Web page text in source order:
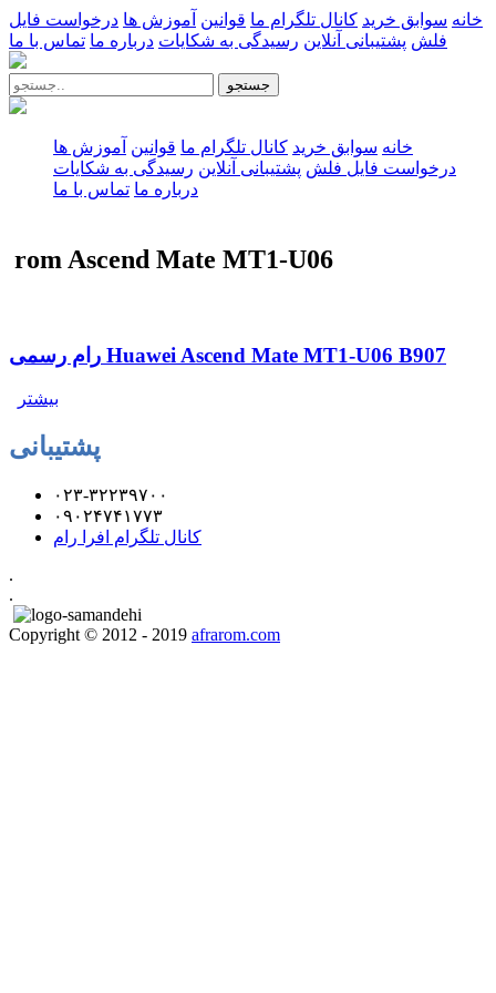
خانه سوابق خرید کانال تلگرام ما قوانین آموزش ها درخواست فایل
فلش پشتیبانی آنلاین رسیدگی به شکایات درباره ما تماس با ما
جستجو
خانه سوابق خرید کانال تلگرام ما قوانین آموزش ها
درخواست فایل فلش پشتیبانی آنلاین رسیدگی به شکایات
درباره ما تماس با ما
rom Ascend Mate MT1-U06
رام رسمی Huawei Ascend Mate MT1-U06 B907
بیشتر
پشتیبانی
۰۲۳-۳۲۲۳۹۷۰۰
۰۹۰۲۴۷۴۱۷۷۳
کانال تلگرام افرا رام
.
.
Copyright © 2012 - 2019 afrarom.com